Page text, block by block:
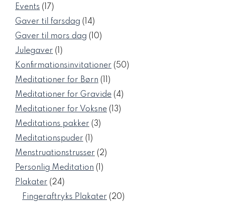
Events 1717
varer
Gaver til farsdag 1414
varer
Gaver til mors dag 1010
Julegaver 11
vare
Konfirmationsinvitationer 5050
Meditationer for Børn 1111
varer
Meditationer for Gravide 44
Meditationer for Voksne 1313
Meditations pakker 33
Meditationspuder 11
vare
Menstruationstrusser 22
Personlig Meditation 11
Plakater 2424
varer
Fingeraftryks Plakater 2020